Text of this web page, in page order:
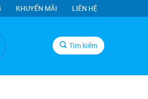
KHUYẾN MÃI LIÊN HỆ
Tìm kiếm